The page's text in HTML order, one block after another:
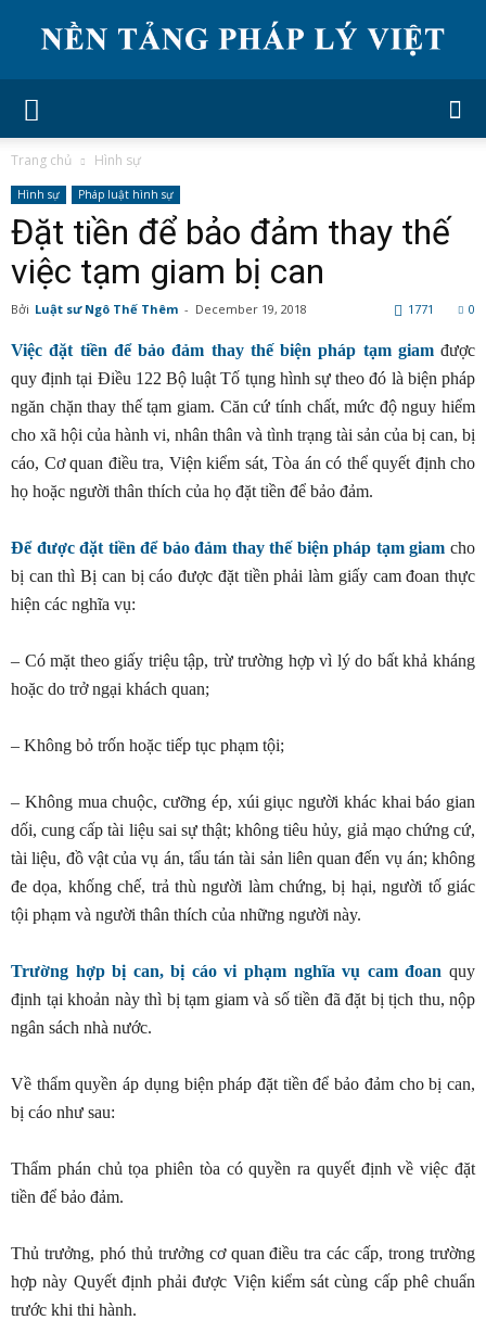
Trang chủ Hình sự
Hình sự Pháp luật hình sự
Đặt tiền để bảo đảm thay thế
việc tạm giam bị can
Bởi Luật sư Ngô Thế Thêm - December 19, 2018 0
1771
Việc đặt tiền để bảo đảm thay thế biện pháp tạm giamđược
quy định tại Điều 122 Bộ luật Tố tụng hình sự theo đó là biện pháp
ngăn chặn thay thế tạm giam. Căn cứ tính chất, mức độ nguy hiểm
cho xã hội của hành vi, nhân thân và tình trạng tài sản của bị can, bị
cáo, Cơ quan điều tra, Viện kiểm sát, Tòa án có thể quyết định cho
họ hoặc người thân thích của họ đặt tiền để bảo đảm.
Để được đặt tiền để bảo đảm thay thế biện pháp tạm giam cho
bị can thì Bị can bị cáo được đặt tiền phải làm giấy cam đoan thực
hiện các nghĩa vụ:
– Có mặt theo giấy triệu tập, trừ trường hợp vì lý do bất khả kháng
hoặc do trở ngại khách quan;
– Không bỏ trốn hoặc tiếp tục phạm tội;
– Không mua chuộc, cưỡng ép, xúi giục người khác khai báo gian
dối, cung cấp tài liệu sai sự thật; không tiêu hủy, giả mạo chứng cứ,
tài liệu, đồ vật của vụ án, tẩu tán tài sản liên quan đến vụ án; không
đe dọa, khống chế, trả thù người làm chứng, bị hại, người tố giác
tội phạm và người thân thích của những người này.
Trường hợp bị can, bị cáo vi phạm nghĩa vụ cam đoan quy
định tại khoản này thì bị tạm giam và số tiền đã đặt bị tịch thu, nộp
ngân sách nhà nước.
Về thẩm quyền áp dụng biện pháp đặt tiền để bảo đảm cho bị can,
bị cáo như sau:
Thẩm phán chủ tọa phiên tòa có quyền ra quyết định về việc đặt
tiền để bảo đảm.
Thủ trưởng, phó thủ trưởng cơ quan điều tra các cấp, trong trường
hợp này Quyết định phải được Viện kiểm sát cùng cấp phê chuẩn
trước khi thi hành.